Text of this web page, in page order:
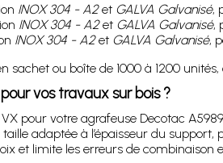
INOX 304 - A2et GALVA Galvanisé,
INOX 304 - A2et GALVA Galvanisé,
INOX 304 - A2et GALVA Galvanisé,
sachet ou boîte de 1000 à 1200
vos travaux sur bois ?
pour votre agrafeuse Decotac
adaptée à l’épaisseur du
et limite les erreurs de combinaison